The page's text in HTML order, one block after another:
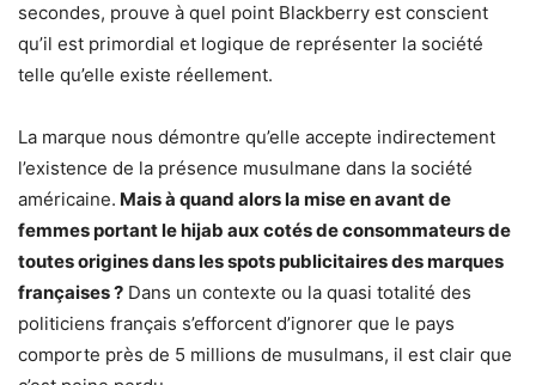
secondes, prouve à quel point Blackberry est conscient
qu’il est primordial et logique de représenter la société
telle qu’elle existe réellement.
La marque nous démontre qu’elle accepte indirectement
l’existence de la présence musulmane dans la société
américaine. Mais à quand alors la mise en avant de
femmes portant le hijab aux cotés de consommateurs de
toutes origines dans les spots publicitaires des marques
françaises ? Dans un contexte ou la quasi totalité des
politiciens français s’efforcent d’ignorer que le pays
comporte près de 5 millions de musulmans, il est clair que